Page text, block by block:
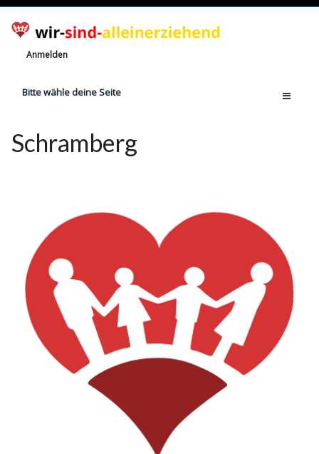
Anmelden
Bitte wähle deine Seite
Jetzt registrieren!
Finanzielle Hilfe
Witze
Wissen
Rechte
Schramberg